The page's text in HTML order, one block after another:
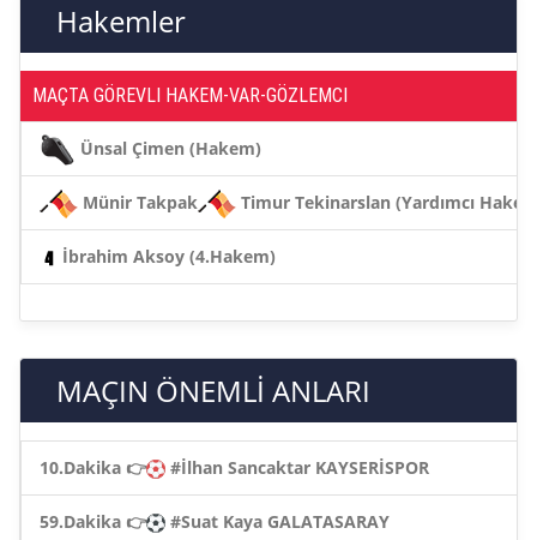
Hakemler
MAÇTA GÖREVLI HAKEM-VAR-GÖZLEMCI
Ünsal Çimen (Hakem)
Münir Takpak Timur Tekinarslan (Yardımcı
İbrahim Aksoy (4.Hakem)
MAÇIN ÖNEMLİ ANLARI
10.Dakika 👉 #İlhan Sancaktar KAYSERİSPOR
59.Dakika 👉 #Suat Kaya GALATASARAY